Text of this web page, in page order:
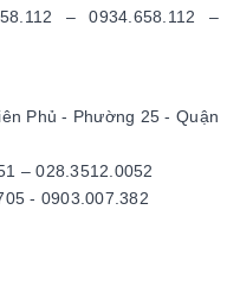
– 0934.658.112 –
Phủ - Phường 25 - Quận
– 028.3512.0052
- 0903.007.382